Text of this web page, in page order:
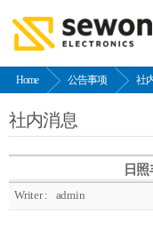
Home 公告事项 社
社内消息
日
Writer : admin